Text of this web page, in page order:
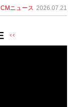
CMニュース 2026.07.21